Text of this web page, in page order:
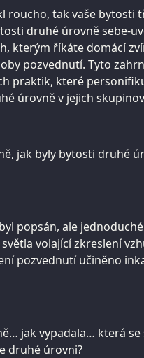
roucho, tak vaše bytosti
druhé úrovně sebe-
kterým říkáte domácí
pozvednutí. Tyto
praktik, které
úrovně v jejich
jak byly bytosti druhé
popsán, ale
volající zkreslení
pozvednutí učiněno
jak vypadala… která se
druhé úrovni?